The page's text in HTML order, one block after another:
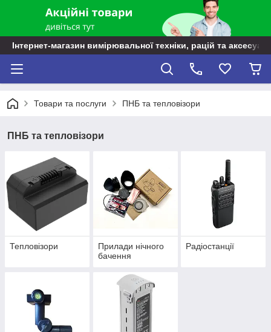
Інтернет-магазин вимірювальної техніки, рацій та
Товари та послуги ПНБ та тепловізори
ПНБ та тепловізори
Тепловізори
Прилади нічного
бачення
Радіостанції